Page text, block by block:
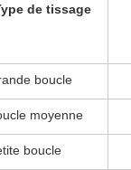
de tissage
boucle
moyenne
boucle